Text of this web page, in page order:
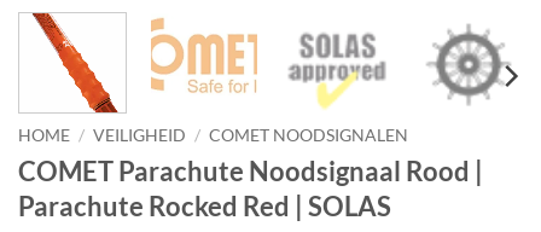
HOME / VEILIGHEID / COMET NOODSIGNALEN
COMET Parachute Noodsignaal Rood |
Parachute Rocked Red | SOLAS